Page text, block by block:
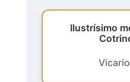
Ilustrísimo